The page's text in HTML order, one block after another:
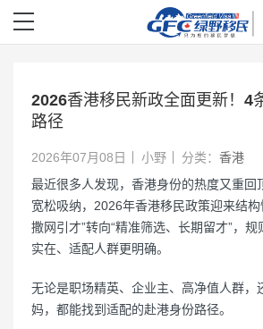
2026香港移民新政全面更新！4
路径
2026年07月08日 小野 分类： 香港
最近很多人发现，香港身份的热度又重回
宽松吸纳，2026年香港移民政策迎来结
撒网引才”转向“精准筛选、长期留才”，
实在、适配人群更明确。
无论是职场精英、企业主、高净值人群，
妈，都能找到适配的赴港身份路径。